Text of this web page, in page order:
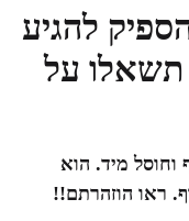
להגיע
על
מיד. הוא
ראו הוזהרתם!!